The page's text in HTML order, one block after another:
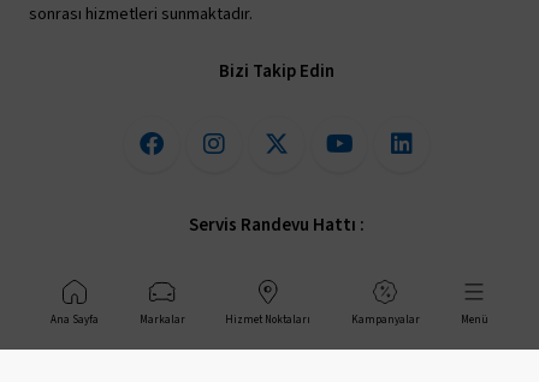
sonrası hizmetleri sunmaktadır.
Bizi Takip Edin
Servis Randevu Hattı :
444 40 05
Ana Sayfa Markalar Hizmet Noktaları Kampanyalar Menü